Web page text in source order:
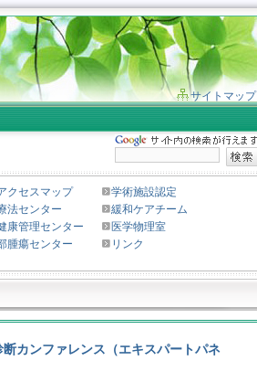
サイトマップ
クセスマップ
学術施設認定
法センター
緩和ケアチーム
康管理センター
医学物理室
腫瘍センター リンク
断カンファレンス（エキスパートパネ